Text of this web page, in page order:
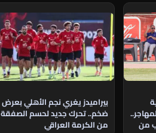
من
بيراميدز يغري نجم الأهلي بعرض
ضخم.. تحرك جديد لحسم الصفقة
من الكرمة العراقي